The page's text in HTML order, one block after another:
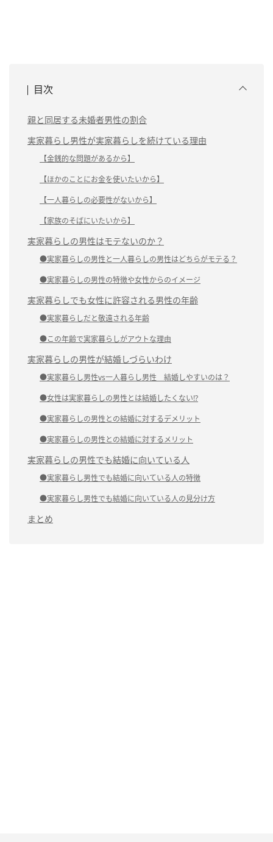
目次
親と同居する未婚者男性の割合
実家暮らし男性が実家暮らしを続けている理由
【金銭的な問題があるから】
【ほかのことにお金を使いたいから】
【一人暮らしの必要性がないから】
【家族のそばにいたいから】
実家暮らしの男性はモテないのか？
●実家暮らしの男性と一人暮らしの男性はどちらがモテる？
●実家暮らしの男性の特徴や女性からのイメージ
実家暮らしでも女性に許容される男性の年齢
●実家暮らしだと敬遠される年齢
●この年齢で実家暮らしがアウトな理由
実家暮らしの男性が結婚しづらいわけ
●実家暮らし男性vs一人暮らし男性 結婚しやすいのは？
●女性は実家暮らしの男性とは結婚したくない!?
●実家暮らしの男性との結婚に対するデメリット
●実家暮らしの男性との結婚に対するメリット
実家暮らしの男性でも結婚に向いている人
●実家暮らし男性でも結婚に向いている人の特徴
●実家暮らし男性でも結婚に向いている人の見分け方
まとめ